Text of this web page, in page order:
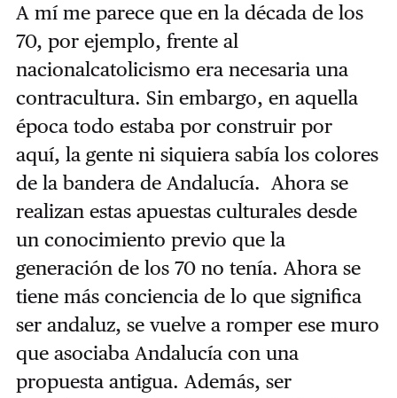
A mí me parece que en la década de los
70, por ejemplo, frente al
nacionalcatolicismo era necesaria una
contracultura. Sin embargo, en aquella
época todo estaba por construir por
aquí, la gente ni siquiera sabía los colores
de la bandera de Andalucía. Ahora se
realizan estas apuestas culturales desde
un conocimiento previo que la
generación de los 70 no tenía. Ahora se
tiene más conciencia de lo que significa
ser andaluz, se vuelve a romper ese muro
que asociaba Andalucía con una
propuesta antigua. Además, ser